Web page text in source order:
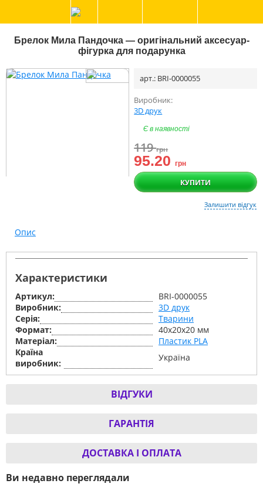
Брелок Мила Пандочка — оригінальний аксесуар-
фігурка для подарунка
арт.: BRI-0000055
Виробник:
3D друк
Є в наявності
119грн
95.20грн
КУПИТИ
Залишити відгук
Опис
Характеристики
Артикул:
BRI-0000055
Виробник:
3D друк
Серiя:
Тварини
Формат:
40х20х20 мм
Матеріал:
Пластик PLA
Країна
виробник:
Україна
ВІДГУКИ
ГАРАНТІЯ
ДОСТАВКА І ОПЛАТА
Ви недавно переглядали